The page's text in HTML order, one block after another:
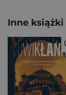
Inne książki